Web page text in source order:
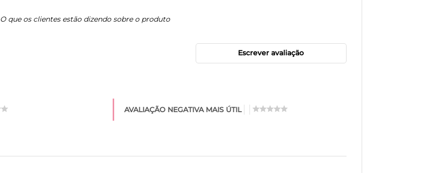
O que os clientes estão dizendo sobre o produto
Escrever avaliação
AVALIAÇÃO NEGATIVA MAIS ÚTIL